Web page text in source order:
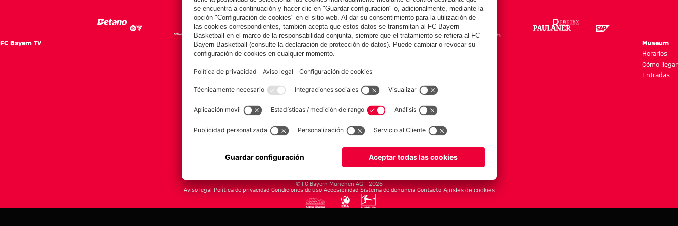
FC Bayern TV
FC Bayern.com
Noticias
Club
Online Store
Nuevo
Rebajas %
Museum
Horarios
Cómo llegar
Entradas
Museum Baloncesto
© FC Bayern München AG – 2026
Aviso legal Política de privacidad Condiciones de uso Accesibilidad Sistema de denuncia Contacto Ajustes de cookies